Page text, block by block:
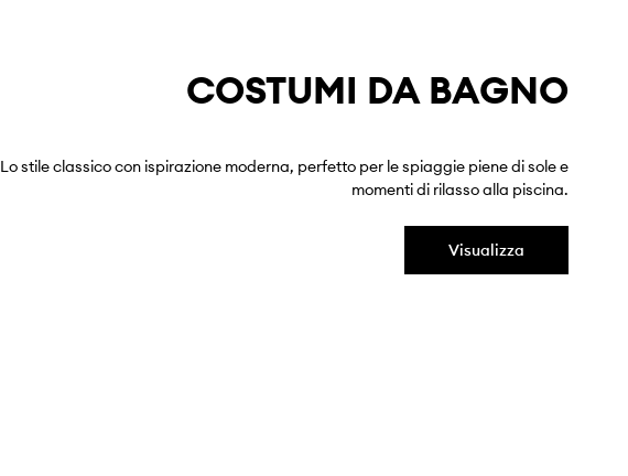
COSTUMI DA BAGNO
Lo stile classico con ispirazione moderna, perfetto per le spiaggie piene di sole e
momenti di rilasso alla piscina.
Visualizza